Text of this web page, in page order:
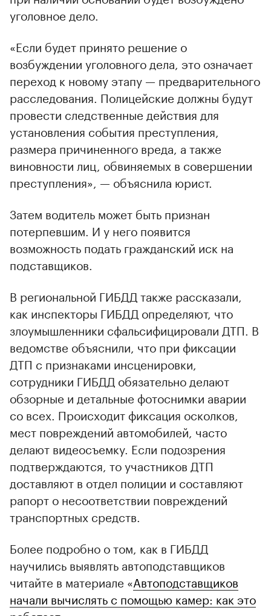
уголовное дело.
«Если будет принято решение о
возбуждении уголовного дела, это означает
переход к новому этапу — предварительного
расследования. Полицейские должны будут
провести следственные действия для
установления события преступления,
размера причиненного вреда, а также
виновности лиц, обвиняемых в совершении
преступления», — объяснила юрист.
Затем водитель может быть признан
потерпевшим. И у него появится
возможность подать гражданский иск на
подставщиков.
В региональной ГИБДД также рассказали,
как инспекторы ГИБДД определяют, что
злоумышленники сфальсифицировали ДТП. В
ведомстве объяснили, что при фиксации
ДТП с признаками инсценировки,
сотрудники ГИБДД обязательно делают
обзорные и детальные фотоснимки аварии
со всех. Происходит фиксация осколков,
мест повреждений автомобилей, часто
делают видеосъемку. Если подозрения
подтверждаются, то участников ДТП
доставляют в отдел полиции и составляют
рапорт о несоответствии повреждений
транспортных средств.
Более подробно о том, как в ГИБДД
научились выявлять автоподставщиков
читайте в материале «Автоподставщиков
начали вычислять с помощью камер: как это